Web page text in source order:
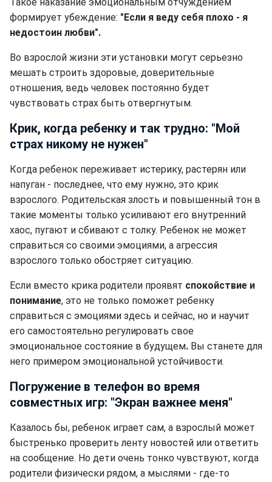
формирует убеждение: "Если я веду себя плохо - я
недостоин любви".
Во взрослой жизни эти установки могут серьезно
мешать строить здоровые, доверительные
отношения, ведь человек постоянно будет
чувствовать страх быть отвергнутым.
Крик, когда ребенку и так трудно: "Мой
страх никому не нужен"
Когда ребенок переживает истерику, растерян или
напуган - последнее, что ему нужно, это крик
взрослого. Родительская злость и повышенный тон в
такие моменты только усиливают его внутренний
хаос, пугают и сбивают с толку. Ребенок не может
справиться со своими эмоциями, а агрессия
взрослого только обостряет ситуацию.
Если вместо крика родители проявят спокойствие и
понимание, это не только поможет ребенку
справиться с эмоциями здесь и сейчас, но и научит
его самостоятельно регулировать свое
эмоциональное состояние в будущем. Вы станете для
него примером эмоциональной устойчивости.
Погружение в телефон во время
совместных игр: "Экран важнее меня"
Казалось бы, ребенок играет сам, а взрослый может
быстренько проверить ленту новостей или ответить
на сообщение. Но дети очень тонко чувствуют, когда
родители физически рядом, а мыслями - где-то